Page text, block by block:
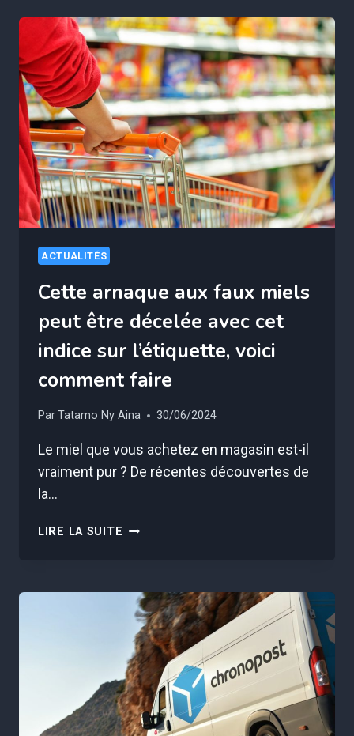
PV
A
COUTÉ
PLUS
DE
120
000€
À
CET
HOMME
ACTUALITÉS
Cette arnaque aux faux miels
peut être décelée avec cet
indice sur l’étiquette, voici
comment faire
ParTatamo Ny Aina 30/06/2024
Le miel que vous achetez en magasin est-il
vraiment pur ? De récentes découvertes de
la…
LIRE LA SUITE CETTE
MIELS
PEUT
ÊTRE
DÉCELÉE
AVEC
CET
INDICE
SUR